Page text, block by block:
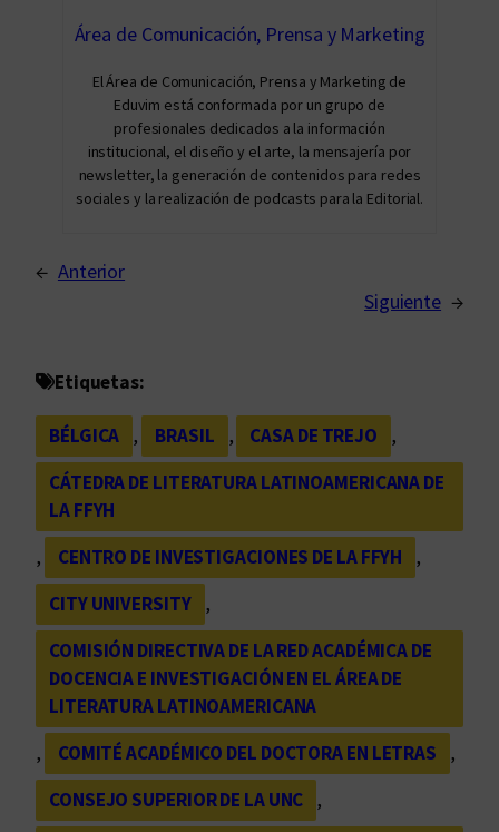
Área de Comunicación, Prensa y Marketing
El Área de Comunicación, Prensa y Marketing de
Eduvim está conformada por un grupo de
profesionales dedicados a la información
institucional, el diseño y el arte, la mensajería por
newsletter, la generación de contenidos para redes
sociales y la realización de podcasts para la Editorial.
← Anterior
Siguiente →
Etiquetas:
BÉLGICA , BRASIL , CASA DE TREJO
,
CÁTEDRA DE LITERATURA LATINOAMERICANA DE
LA FFYH
,
CENTRO DE INVESTIGACIONES DE LA FFYH
,
CITY UNIVERSITY
,
COMISIÓN DIRECTIVA DE LA RED ACADÉMICA DE
DOCENCIA E INVESTIGACIÓN EN EL ÁREA DE
LITERATURA LATINOAMERICANA
,
COMITÉ ACADÉMICO DEL DOCTORA EN LETRAS
,
CONSEJO SUPERIOR DE LA UNC
,